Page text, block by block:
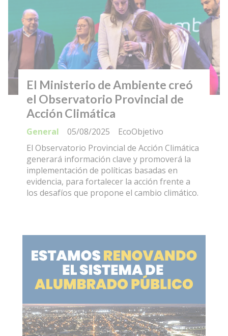
El Ministerio de Ambiente creó
el Observatorio Provincial de
Acción Climática
EcoObjetivo
General
05/08/2025
El Observatorio Provincial de Acción Climática
generará información clave y promoverá la
implementación de políticas basadas en
evidencia, para fortalecer la acción frente a
los desafíos que propone el cambio climático.